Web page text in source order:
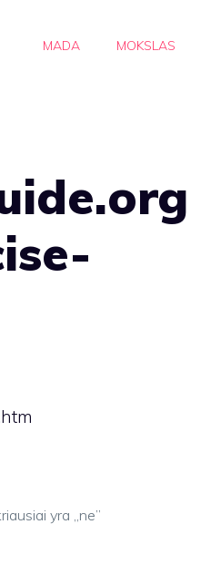
MADA MOKSLAS
yra „ne”